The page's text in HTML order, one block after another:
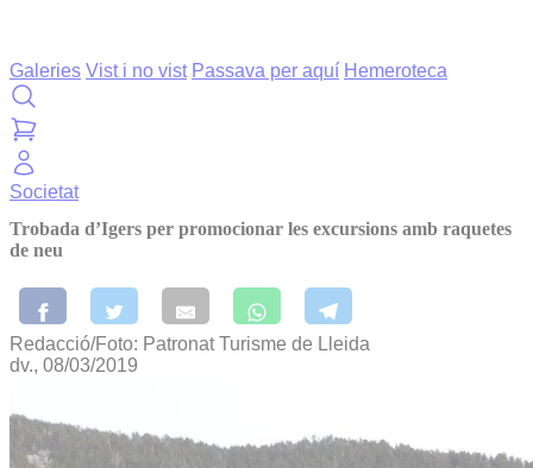
Galeries Vist i no vist Passava per aquí Hemeroteca
Societat
Trobada d’Igers per promocionar les excursions amb raquetes
de neu
Redacció/Foto: Patronat Turisme de Lleida
dv., 08/03/2019